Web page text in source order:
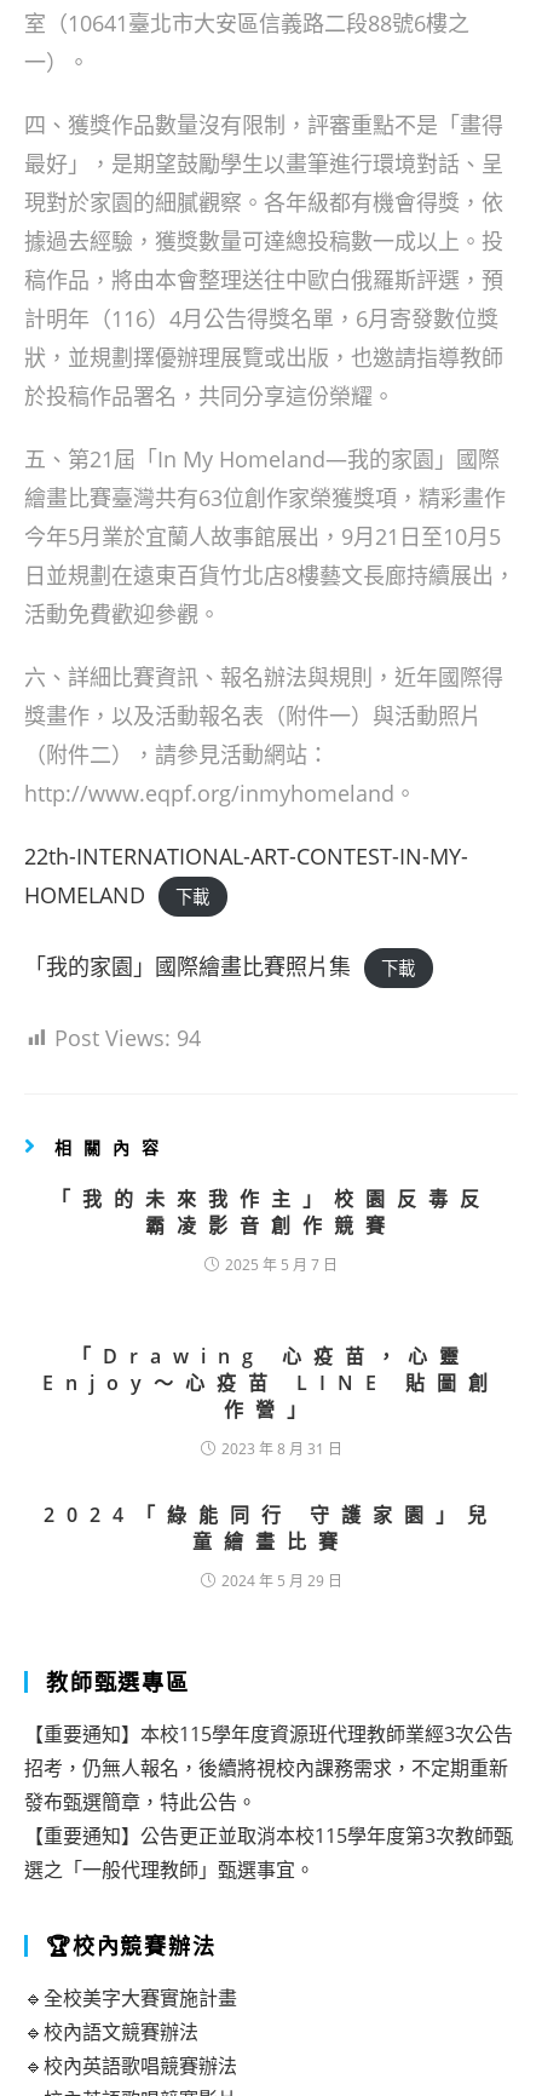
室（10641臺北市大安區信義路二段88號6樓之
一）。
四、獲獎作品數量沒有限制，評審重點不是「畫得
最好」，是期望鼓勵學生以畫筆進行環境對話、呈
現對於家園的細膩觀察。各年級都有機會得獎，依
據過去經驗，獲獎數量可達總投稿數一成以上。投
稿作品，將由本會整理送往中歐白俄羅斯評選，預
計明年（116）4月公告得獎名單，6月寄發數位獎
狀，並規劃擇優辦理展覽或出版，也邀請指導教師
於投稿作品署名，共同分享這份榮耀。
五、第21屆「In My Homeland—我的家園」國際
繪畫比賽臺灣共有63位創作家榮獲獎項，精彩畫作
今年5月業於宜蘭人故事館展出，9月21日至10月5
日並規劃在遠東百貨竹北店8樓藝文長廊持續展出，
活動免費歡迎參觀。
六、詳細比賽資訊、報名辦法與規則，近年國際得
獎畫作，以及活動報名表（附件一）與活動照片
（附件二），請參見活動網站：
http://www.eqpf.org/inmyhomeland。
22th-INTERNATIONAL-ART-CONTEST-IN-MY-
HOMELAND
下載
「我的家園」國際繪畫比賽照片集 下載
Post Views: 94
相關內容
「我的未來我作主」校園反毒反
霸凌影音創作競賽
2025 年 5 月 7 日
「Drawing 心疫苗，心靈
Enjoy〜心疫苗 LINE 貼圖創
作營」
2023 年 8 月 31 日
2024「綠能同行 守護家園」兒
童繪畫比賽
2024 年 5 月 29 日
教師甄選專區
【重要通知】本校115學年度資源班代理教師業經3次公告
招考，仍無人報名，後續將視校內課務需求，不定期重新
發布甄選簡章，特此公告。
【重要通知】公告更正並取消本校115學年度第3次教師甄
選之「一般代理教師」甄選事宜。
🏆校內競賽辦法
🔹全校美字大賽實施計畫
🔹校內語文競賽辦法
🔹校內英語歌唱競賽辦法